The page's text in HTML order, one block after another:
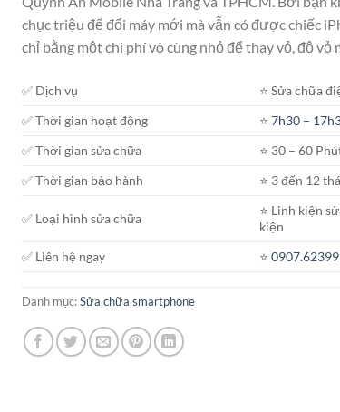
chục triệu để đổi máy mới mà vẫn có được chiếc
chỉ bằng một chi phí vô cùng nhỏ để thay vỏ, độ vỏ
✅ Dịch vụ
⭐️ Sửa chữa
✅ Thời gian hoạt động
⭐️7h30 –
✅ Thời gian sửa chữa
⭐️ 30 – 60
✅ Thời gian bảo hành
⭐️ 3 đến 12
✅ Loại hình sửa chữa
⭐️ Linh kiện
kiện
✅ Liên hệ ngay
⭐️
Danh mục:Sửa chữa smartphone